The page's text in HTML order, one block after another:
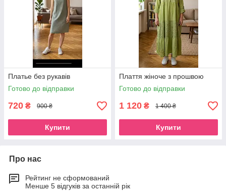
Платье без рукавів
Готово до відправки
720 ₴ 900 ₴
Купити
Плаття жіноче з прошвою
Готово до відправки
1 120 ₴ 1 400 ₴
Купити
Про нас
Рейтинг не сформований
Менше 5 відгуків за останній рік